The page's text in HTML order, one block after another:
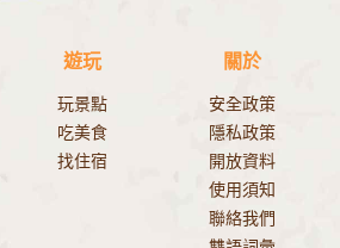
遊玩
玩景點
吃美食
找住宿
關於
安全政策
隱私政策
開放資料
使用須知
聯絡我們